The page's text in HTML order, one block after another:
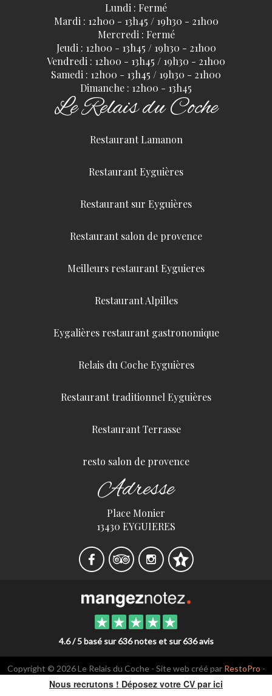
Lundi : Fermé
Mardi : 12h00 - 13h45 / 19h30 - 21h00
Mercredi : Fermé
Jeudi : 12h00 - 13h45 / 19h30 - 21h00
Vendredi : 12h00 - 13h45 / 19h30 - 21h00
Samedi : 12h00 - 13h45 / 19h30 - 21h00
Dimanche : 12h00 - 13h45
Le Relais du Coche
Restaurant Lamanon
Restaurant Eyguières
Restaurant sur Eyguières
Restaurant salon de provence
Meilleurs restaurant Eyguieres
Restaurant Alpilles
Eygalières restaurant gastronomique
Relais du Coche Eyguières
Restaurant traditionnel Eyguières
Restaurant Terrasse
resto salon de provence
Adresse
Place Monier
13430 EYGUIERES
4.6 / 5 basé sur 636 notes et sur 636 avis
Copyright © 2026 Le Relais du Coche - Site web créé par RestoPro -
mentions légales
Nous recrutons ! Déposez votre CV par ici